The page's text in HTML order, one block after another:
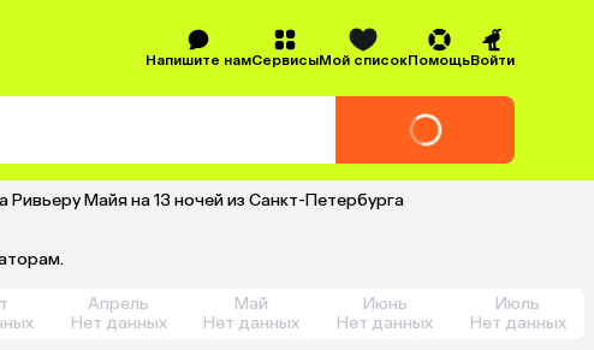
Напишите намСервисыМой списокПомощьВойти
Ривьеру Майя на 13 ночей из Санкт-Петербурга
Апрель
Нет данных
Май
Нет данных
Июнь
Нет данных
Июль
Нет данных